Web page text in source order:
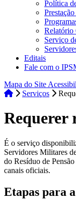
Política
Relatório
Serviço
Editais
Fale com o
Mapa do Site
Serviços
Requerer
É o serviço
Servidores Militares
do Resíduo de
canais oficiais.
Etapas para